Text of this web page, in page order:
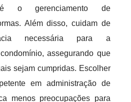
o gerenciamento de
Além disso, cuidam de
necessária para a
assegurando que
sejam cumpridas. Escolher
em administração de
menos preocupações para